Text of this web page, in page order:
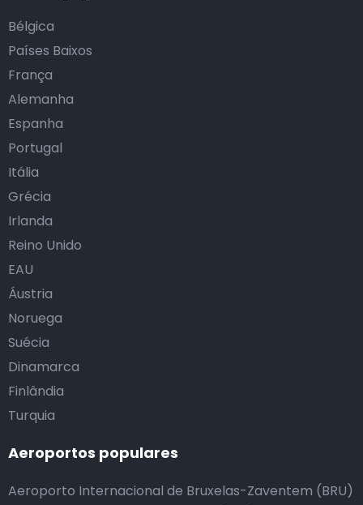
Bélgica
Países Baixos
França
Alemanha
Espanha
Portugal
Itália
Grécia
Irlanda
Reino Unido
EAU
Áustria
Noruega
Suécia
Dinamarca
Finlândia
Turquia
Aeroportos populares
Aeroporto Internacional de Bruxelas-Zaventem (BRU)